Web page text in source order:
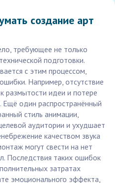
создание арт
требующее не только
подготовки.
с этим процессом,
Например, отсутствие
размытости идеи и потере
Ещё один распространённый
стиль анимации,
аудитории и ухудшает
качеством звука
могут свести на нет
Последствия таких ошибок
затратах
эмоционального эффекта,